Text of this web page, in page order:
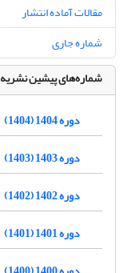
مقالات آماده انتشار
شماره جاری
شماره‌های پیشین نشریه
دوره 1404 (1404)
دوره 1403 (1403)
دوره 1402 (1402)
دوره 1401 (1401)